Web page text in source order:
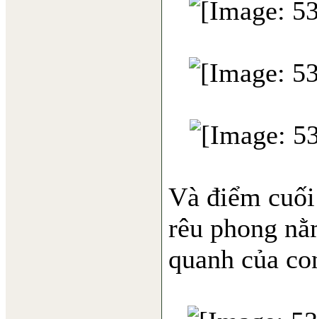
Và điểm
rêu phong
quanh của